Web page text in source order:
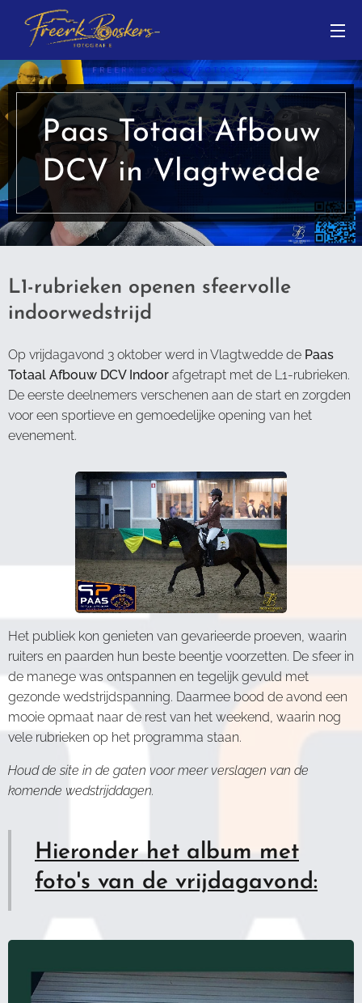
Paas Totaal Afbouw
DCV in Vlagtwedde
L1-rubrieken openen sfeervolle
indoorwedstrijd
Op vrijdagavond 3 oktober werd in Vlagtwedde de Paas
Totaal Afbouw DCV Indoor afgetrapt met de L1-rubrieken.
De eerste deelnemers verschenen aan de start en zorgden
voor een sportieve en gemoedelijke opening van het
evenement.
Het publiek kon genieten van gevarieerde proeven, waarin
ruiters en paarden hun beste beentje voorzetten. De sfeer in
de manege was ontspannen en tegelijk gevuld met
gezonde wedstrijdspanning. Daarmee bood de avond een
mooie opmaat naar de rest van het weekend, waarin nog
vele rubrieken op het programma staan.
Houd de site in de gaten voor meer verslagen van de
komende wedstrijddagen.
Hieronder het album met
foto's van de vrijdagavond: